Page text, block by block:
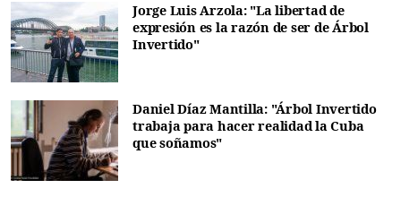
Jorge Luis Arzola: "La libertad de
expresión es la razón de ser de Árbol
Invertido"
Daniel Díaz Mantilla: "Árbol Invertido
trabaja para hacer realidad la Cuba
que soñamos"